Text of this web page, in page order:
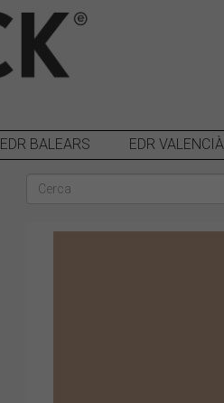
EDR BALEARS EDR VALENCIÀ